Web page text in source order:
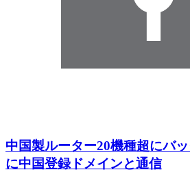
中国製ルーター20機種超にバ
に中国登録ドメインと通信